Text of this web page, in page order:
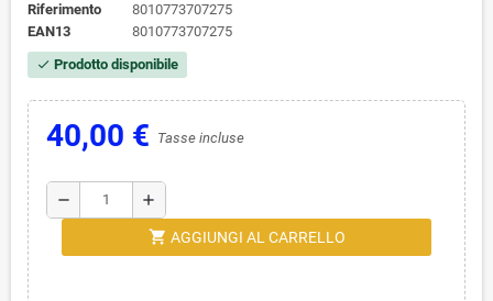
Riferimento
8010773707275
EAN13
8010773707275
check Prodotto disponibile
40,00 € Tasse incluse
remove add
shopping_cart AGGIUNGI AL CARRELLO